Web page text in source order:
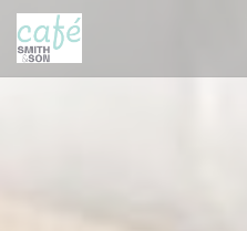
Panel pro správu cookies